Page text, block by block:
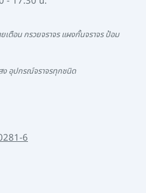
เตือน กรวยจราจร แผงกั้นจราจร ป้อม
ง อุปกรณ์จราจรทุกชนิด
6